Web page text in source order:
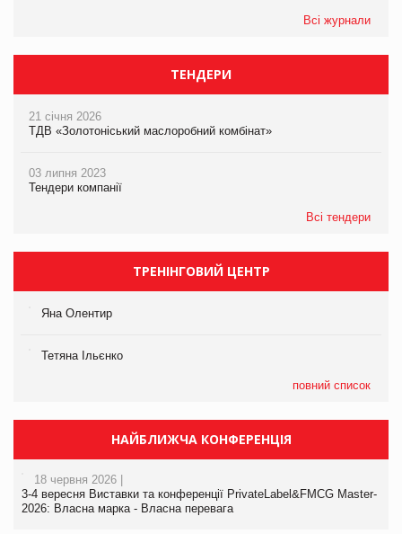
Всі журнали
ТЕНДЕРИ
21 січня 2026
ТДВ «Золотоніський маслоробний комбінат»
03 липня 2023
Тендери компанії
Всі тендери
ТРЕНІНГОВИЙ ЦЕНТР
Яна Олентир
Тетяна Ільєнко
повний список
НАЙБЛИЖЧА КОНФЕРЕНЦІЯ
18 червня 2026 |
3-4 вересня Виставки та конференції PrivateLabel&FMCG Master-
2026: Власна марка - Власна перевага